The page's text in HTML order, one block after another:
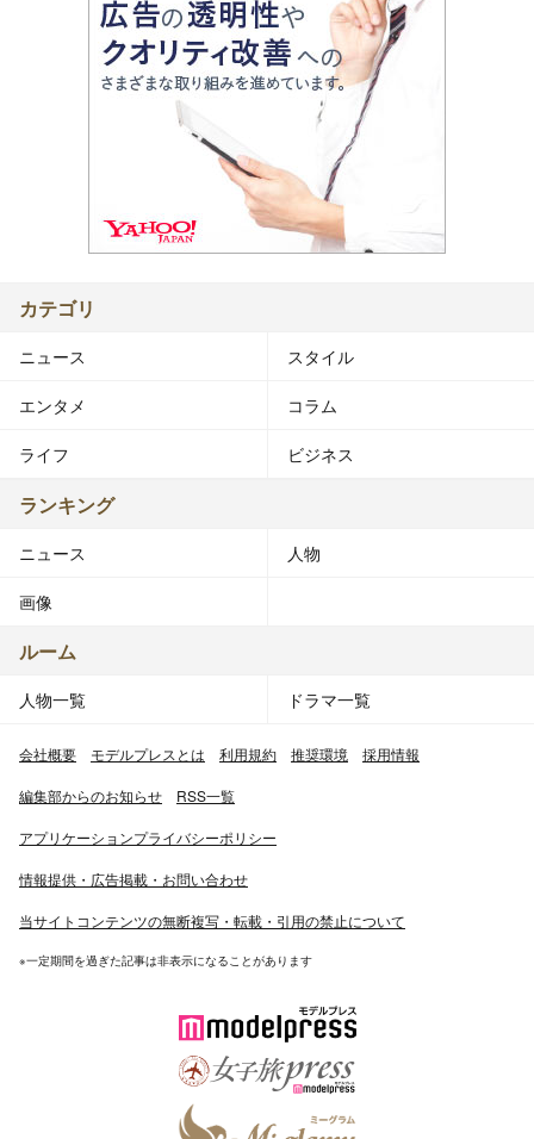
カテゴリ
ニュース スタイル
エンタメ コラム
ライフ ビジネス
ランキング
ニュース 人物
画像
ルーム
人物一覧 ドラマ一覧
会社概要 モデルプレスとは 利用規約 推奨環境 採用情報
編集部からのお知らせ RSS一覧
アプリケーションプライバシーポリシー
情報提供・広告掲載・お問い合わせ
当サイトコンテンツの無断複写・転載・引用の禁止について
※一定期間を過ぎた記事は非表示になることがあります